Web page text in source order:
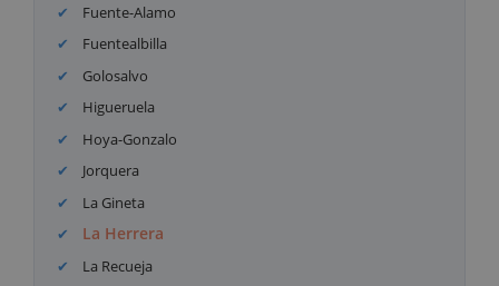
Fuente-Alamo
Fuentealbilla
Golosalvo
Higueruela
Hoya-Gonzalo
Jorquera
La Gineta
La Herrera
La Recueja